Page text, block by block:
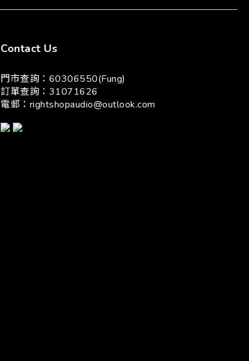
Contact Us
門市查詢：60306550(Fung)
訂單查詢：31071626
電郵： rightshopaudio@outlook.com